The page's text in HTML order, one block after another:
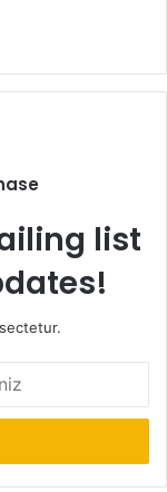
list